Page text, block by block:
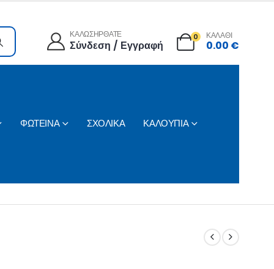
ΚΑΛΩΣΗΡΘΑΤΕ
Σύνδεση / Εγγραφή
0 ΚΑΛΑΘΙ
0.00 €
ΦΩΤΕΙΝΑ ΣΧΟΛΙΚΑ ΚΑΛΟΥΠΙΑ